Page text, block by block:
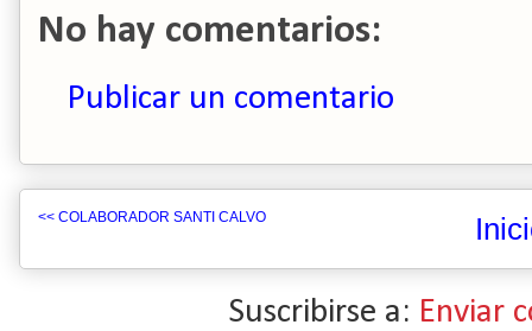
No hay comentarios:
Publicar un comentario
<< COLABORADOR SANTI CALVO
Suscribirse a: Enviar